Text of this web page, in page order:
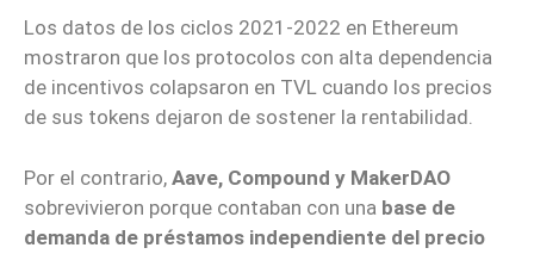
Los datos de los ciclos 2021-2022 en Ethereum
mostraron que los protocolos con alta dependencia
de incentivos colapsaron en TVL cuando los precios
de sus tokens dejaron de sostener la rentabilidad.
Por el contrario, Aave, Compound y MakerDAO
sobrevivieron porque contaban con una base de
demanda de préstamos independiente del precio